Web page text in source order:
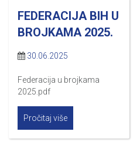
FEDERACIJA BIH U
BROJKAMA 2025.
30.06.2025
Federacija u brojkama
2025.pdf
Pročitaj više